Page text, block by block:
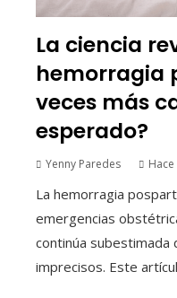
La ciencia
hemorragia
veces más
esperado?
Yenny Paredes
La hemorragia
emergencias
continúa subestimada
imprecisos. Este